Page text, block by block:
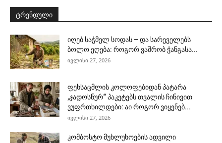
ტრენდული
იღებ საჭმელ სოდას – და სარეველებს
ბოლო ეღება: როგორ ვაშრობ ჭანგასა...
ივლისი 27, 2026
ფეხსაცმლის კოლოფებიდან პატარა
„ჯადოსნურ“ პაკეტებს თვალის ჩინივით
ვუფრთხილდები: აი როგორ ვიყენებ...
ივლისი 27, 2026
კომბოსტო მუხლუხოების ადვილი